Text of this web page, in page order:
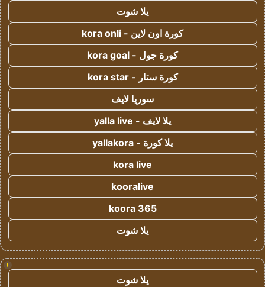
يلا شوت
كورة اون لاين - kora onli
كورة جول - kora goal
كورة ستار - kora star
سوريا لايف
يلا لايف - yalla live
يلا كورة - yallakora
kora live
kooralive
koora 365
يلا شوت
!
يلا شوت